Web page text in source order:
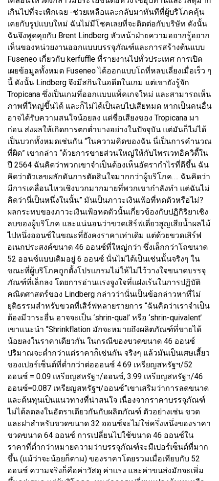
เกินไปที่จะเพิกเฉย -ช่วยเหลือและกลับมาทันทีที่ผู้บริโภคคุ้น
เคยกับรูปแบบใหม่ ฉันไม่มีโชคเลยที่จะติดต่อกับบริษัท ดังนั้น
ฉันจึงพูดคุยกับ Brent Lindberg หัวหน้าฝ่ายความอยากรู้อยาก
เห็นของหน่วยงานออกแบบบรรจุภัณฑ์และการสร้างต้นแบบ
Fuseneo เกี่ยวกับ kerfuffle ที่รายงานไปทั่วประเทศ การเปิด
เผยข้อมูลทั้งหมด Fuseneo ได้ออกแบบโถที่หลบเลี่ยงเมื่อเร็ว ๆ
นี้ ดังนั้น Lindberg จึงมีสกินในอดีตในเกม แต่เขายังรู้จัก
Tropicana ซึ่งเป็นเกมที่ออกแบบแพ็คเกจใหม่ และสามารถเห็น
ภาพที่ใหญ่ขึ้นได้ และก็ไม่ได้เป็นลบไปเสียหมด หากเป็นคนอื่น
อาจได้รับความสนใจน้อยลง แต่ชื่อเสียงของ Tropicana มา
ก่อน ส่งผลให้เกิดการตกต่ำบางอย่างในปัจจุบัน แต่มันก็ไม่ได้
เป็นบวกทั้งหมดเช่นกัน “ในความคิดของฉัน นี่เป็นการคำนวณ
ที่ผิด” เขากล่าว “ด้วยการขายส่วนใหญ่ให้กับไพรเวทอิควิตี้ใน
ปี 2564 ฉันคิดว่าพวกเขาจำเป็นต้องเห็นอัตรากำไรที่ดีขึ้น ฉัน
คิดว่าตัวเลขผลักดันการตัดสินใจมากกว่าผู้บริโภค…. ฉันคิดว่า
มีการเคลื่อนไหวเชิงบวกมากมายที่พวกเขากำลังทำ แต่ฉันไม่
คิดว่านี่เป็นหนึ่งในนั้น” มันเป็นภาวะเงินเฟ้อที่หดตัวหรือไม่?
ผลกระทบของภาวะเงินเฟ้อหดตัวนั้นเกี่ยวข้องกับปฏิกิริยาเชิง
ลบของผู้บริโภค และแน่นอนว่าขวดเสิร์ฟเดี่ยวสูญเสียน้ำผลไม้
ไปหนึ่งออนซ์ในขณะที่ยังคงราคาเท่าเดิม แต่ด้วยขวดเสิร์ฟ
อเนกประสงค์ขนาด 46 ออนซ์ที่ใหญ่กว่า ซึ่งเล็กกว่าโถขนาด
52 ออนซ์แบบเดิมอยู่ 6 ออนซ์ นั่นไม่ได้เป็นเช่นนั้นจริงๆ ใน
ขณะที่ผู้บริโภคถูกตั้งโปรแกรมไม่ให้ไม่ไว้วางใจขนาดบรรจุ
ภัณฑ์ที่เล็กลง โดยการอ่านแรงจูงใจที่แฝงเร้นในการปฏิบัติ
คณิตศาสตร์ของ Lindberg กล่าวว่านั่นเป็นข้อกล่าวหาที่ไม่
ยุติธรรมสำหรับขวดที่เสิร์ฟหลายรายการ “ฉันคิดว่าเราจำเป็น
ต้องมีวาระอื่น อาจจะเป็น ‘shrin-qual’ หรือ ‘shrin-quivalent’
เขาแนะนำ “Shrinkflation มักจะหมายถึงผลิตภัณฑ์ที่ขายได้
น้อยลงในราคาเดียวกัน ในกรณีของขวดขนาด 46 ออนซ์
ปริมาณจะต่ำกว่าแต่ราคาก็เช่นกัน จริงๆ แล้วมันเป็นเศษเสี้ยว
ของเปอร์เซ็นต์ที่ต่ำกว่าต่อออนซ์ 4.69 เหรียญสหรัฐฯ/52
ออนซ์ = 0.09 เหรียญสหรัฐฯ/ออนซ์, 3.99 เหรียญสหรัฐฯ/46
ออนซ์=0.087 เหรียญสหรัฐฯ/ออนซ์”เขาเสริมว่าการลดขนาด
และต้นทุนเป็นแนวทางที่น่าสนใจ เนื่องจากราคาบรรจุภัณฑ์
ไม่ได้ลดลงในอัตราเดียวกันกับผลิตภัณฑ์ ตัวอย่างเช่น ขวด
และฝาสำหรับขวดขนาด 32 ออนซ์จะไม่ใช่ครึ่งหนึ่งของราคา
ขวดขนาด 64 ออนซ์ การเปลี่ยนไปใช้ขนาด 46 ออนซ์ใน
ราคาที่ต่ำกว่าหมายความว่าบรรจุภัณฑ์จะมีเปอร์เซ็นต์ที่มาก
ขึ้น (แม้ว่าจะน้อยก็ตาม) ของราคาโดยรวมเมื่อเทียบกับ 52
ออนซ์ ความจริงก็คือค่าวัสดุ ค่าแรง และค่าขนส่งมักจะเพิ่ม